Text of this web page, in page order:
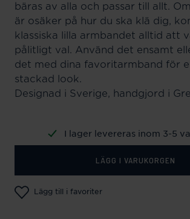
bäras av alla och passar till allt.
är osäker på hur du ska klä dig,
klassiska lilla armbandet alltid att
pålitligt val. Använd det ensamt
det med dina favoritarmband för
stackad look.
Designad i Sverige, handgjord i
I lager levereras inom 3-5
LÄGG I VARUKORGEN
Lägg till i favoriter